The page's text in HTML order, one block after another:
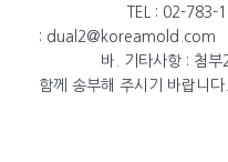
TEL : 02-783-1711,
: dual2@koreamold.com
바. 기타사항 : 첨부2. “
함께 송부해 주시기 바랍니